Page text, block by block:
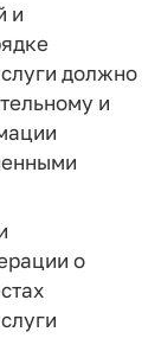
и
должно
и
о